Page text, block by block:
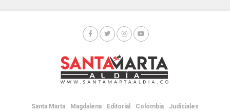
Santa Marta Magdalena Editorial Colombia
Judiciales